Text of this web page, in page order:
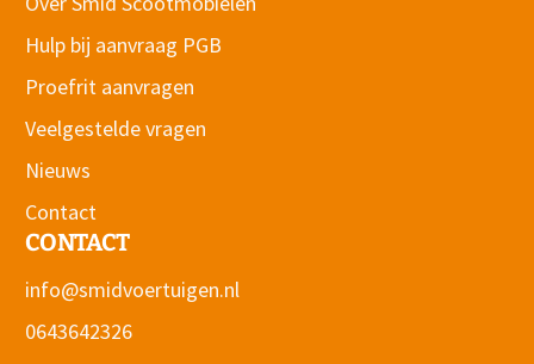
Hulp bij aanvraag PGB
Proefrit aanvragen
Veelgestelde vragen
Nieuws
Contact
CONTACT
info@smidvoertuigen.nl
0643642326